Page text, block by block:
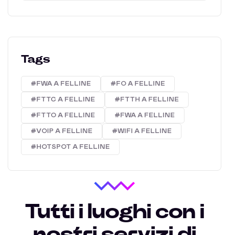
Tags
#FWA A FELLINE #FO A FELLINE
#FTTC A FELLINE #FTTH A FELLINE
#FTTO A FELLINE #FWA A FELLINE
#VOIP A FELLINE #WIFI A FELLINE
#HOTSPOT A FELLINE
Tutti i luoghi con i